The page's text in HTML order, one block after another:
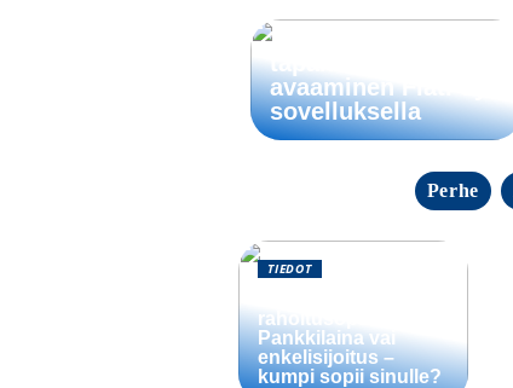
Saumattomien
tapahtumien
avaaminen FlatPay-
sovelluksella
Perhe
TIEDOT
rahoitusopas:
Pankkilaina vai
enkelisijoitus –
kumpi sopii sinulle?